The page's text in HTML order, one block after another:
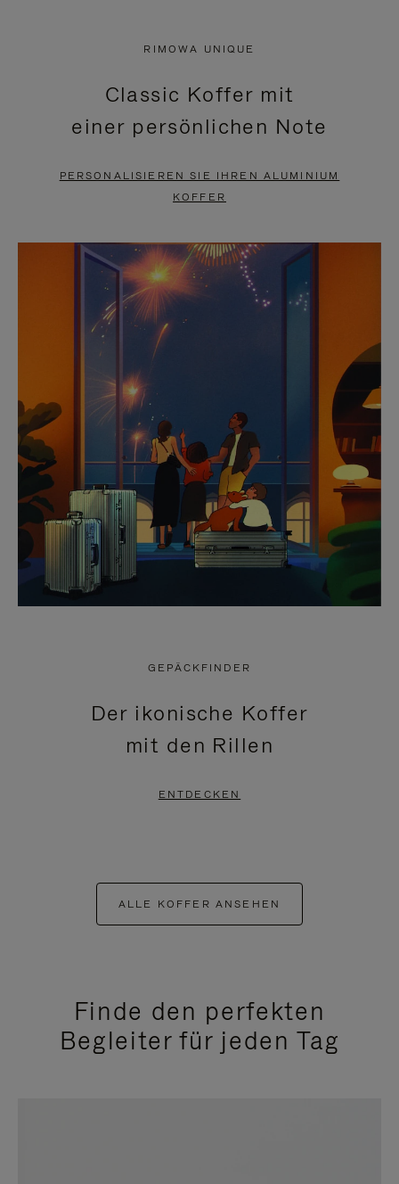
PAUSIERT,
BITTE
DRÜCKEN
ANZUHALTEN
KLICKEN
SIE
ZUM
AUFHEBEN
STUMMSCHALTUNG
RIMOWA UNIQUE
Classic Koffer mit
einer persönlichen Note
PERSONALISIEREN SIE IHREN ALUMINIUM
KOFFER
GEPÄCKFINDER
Der ikonische Koffer
mit den Rillen
ENTDECKEN
ALLE KOFFER ANSEHEN
Finde den perfekten
Begleiter für jeden Tag